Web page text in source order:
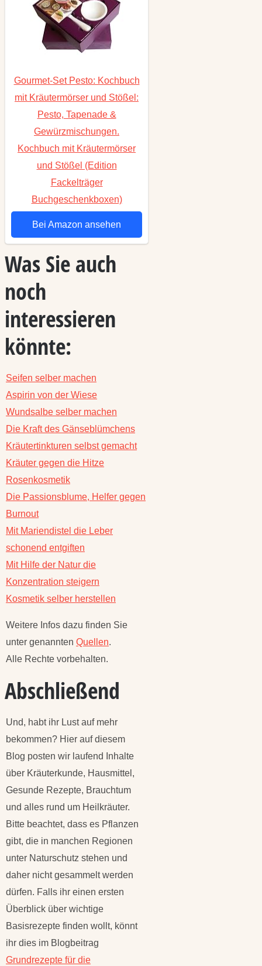
Gourmet-Set Pesto: Kochbuch
mit Kräutermörser und Stößel:
Pesto, Tapenade &
Gewürzmischungen.
Kochbuch mit Kräutermörser
und Stößel (Edition
Fackelträger
Buchgeschenkboxen)
Bei Amazon ansehen
Was Sie auch
noch
interessieren
könnte:
Seifen selber machen
Aspirin von der Wiese
Wundsalbe selber machen
Die Kraft des Gänseblümchens
Kräutertinkturen selbst gemacht
Kräuter gegen die Hitze
Rosenkosmetik
Die Passionsblume, Helfer gegen
Burnout
Mit Mariendistel die Leber
schonend entgiften
Mit Hilfe der Natur die
Konzentration steigern
Kosmetik selber herstellen
Weitere Infos dazu finden Sie
unter genannten Quellen.
Alle Rechte vorbehalten.
Abschließend
Und, habt ihr Lust auf mehr
bekommen? Hier auf diesem
Blog posten wir laufend Inhalte
über Kräuterkunde, Hausmittel,
Gesunde Rezepte, Brauchtum
und alles rund um Heilkräuter.
Bitte beachtet, dass es Pflanzen
gibt, die in manchen Regionen
unter Naturschutz stehen und
daher nicht gesammelt werden
dürfen. Falls ihr einen ersten
Überblick über wichtige
Basisrezepte finden wollt, könnt
ihr dies im Blogbeitrag
Grundrezepte für die